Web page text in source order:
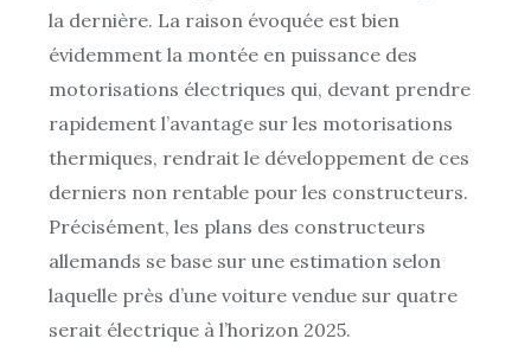
la dernière. La raison évoquée est bien
évidemment la montée en puissance des
motorisations électriques qui, devant prendre
rapidement l’avantage sur les motorisations
thermiques, rendrait le développement de ces
derniers non rentable pour les constructeurs.
Précisément, les plans des constructeurs
allemands se base sur une estimation selon
laquelle près d’une voiture vendue sur quatre
serait électrique à l’horizon 2025.